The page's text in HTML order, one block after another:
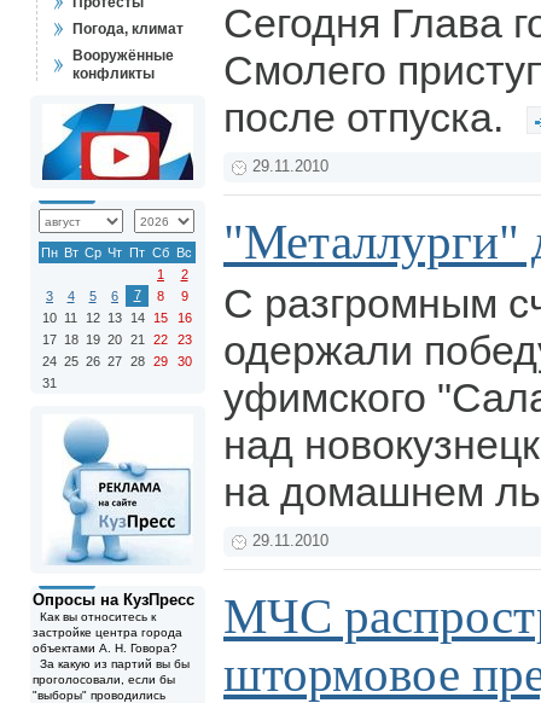
Погода, климат
Вооружённые
конфликты
Пн Вт Ср Чт Пт Сб Вс
1
2
3
4 5 6 7 8
9
10 11 12 13 14 15
16
17 18 19 20 21 22
23
24 25 26 27 28 29
30
31
Опросы на КузПресс
Как вы относитесь к
застройке центра города
объектами А. Н. Говора?
За какую из партий вы бы
проголосовали, если бы
"выборы" проводились
Сегодня Глава
Смолего
после отпуска.
29.11.2010
"Металлурги"
С разгромным
одержали
уфимского
над
на домашнем
29.11.2010
МЧС
штормовое